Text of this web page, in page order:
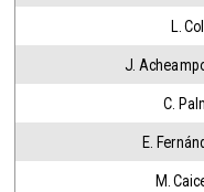
L.
J.
C.
E.
M.